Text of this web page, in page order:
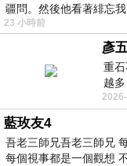
疆問。然後他看著緋忘
23 小時前
彥
重
越
習慣
藍玫友4
吾老三師兄吾老三師兄
每個視事都是一個觀想